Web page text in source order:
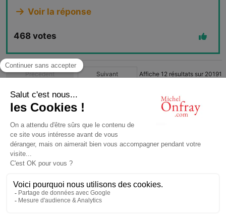
Voir la réponse
468 votes
Précédent Suivant Affiche 12 résultats sur 20191
1
© Michel Onfray 2016
Conception, réalisation: Magasin Numérique
contact@michelonfray.com
Partenaires